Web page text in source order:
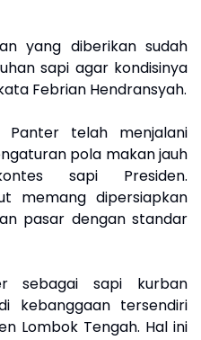
yang diberikan sudah
sapi agar kondisinya
Febrian Hendransyah.
Panter telah menjalani
pola makan jauh
sapi Presiden.
memang dipersiapkan
pasar dengan standar
sebagai sapi kurban
kebanggaan tersendiri
Lombok Tengah. Hal ini